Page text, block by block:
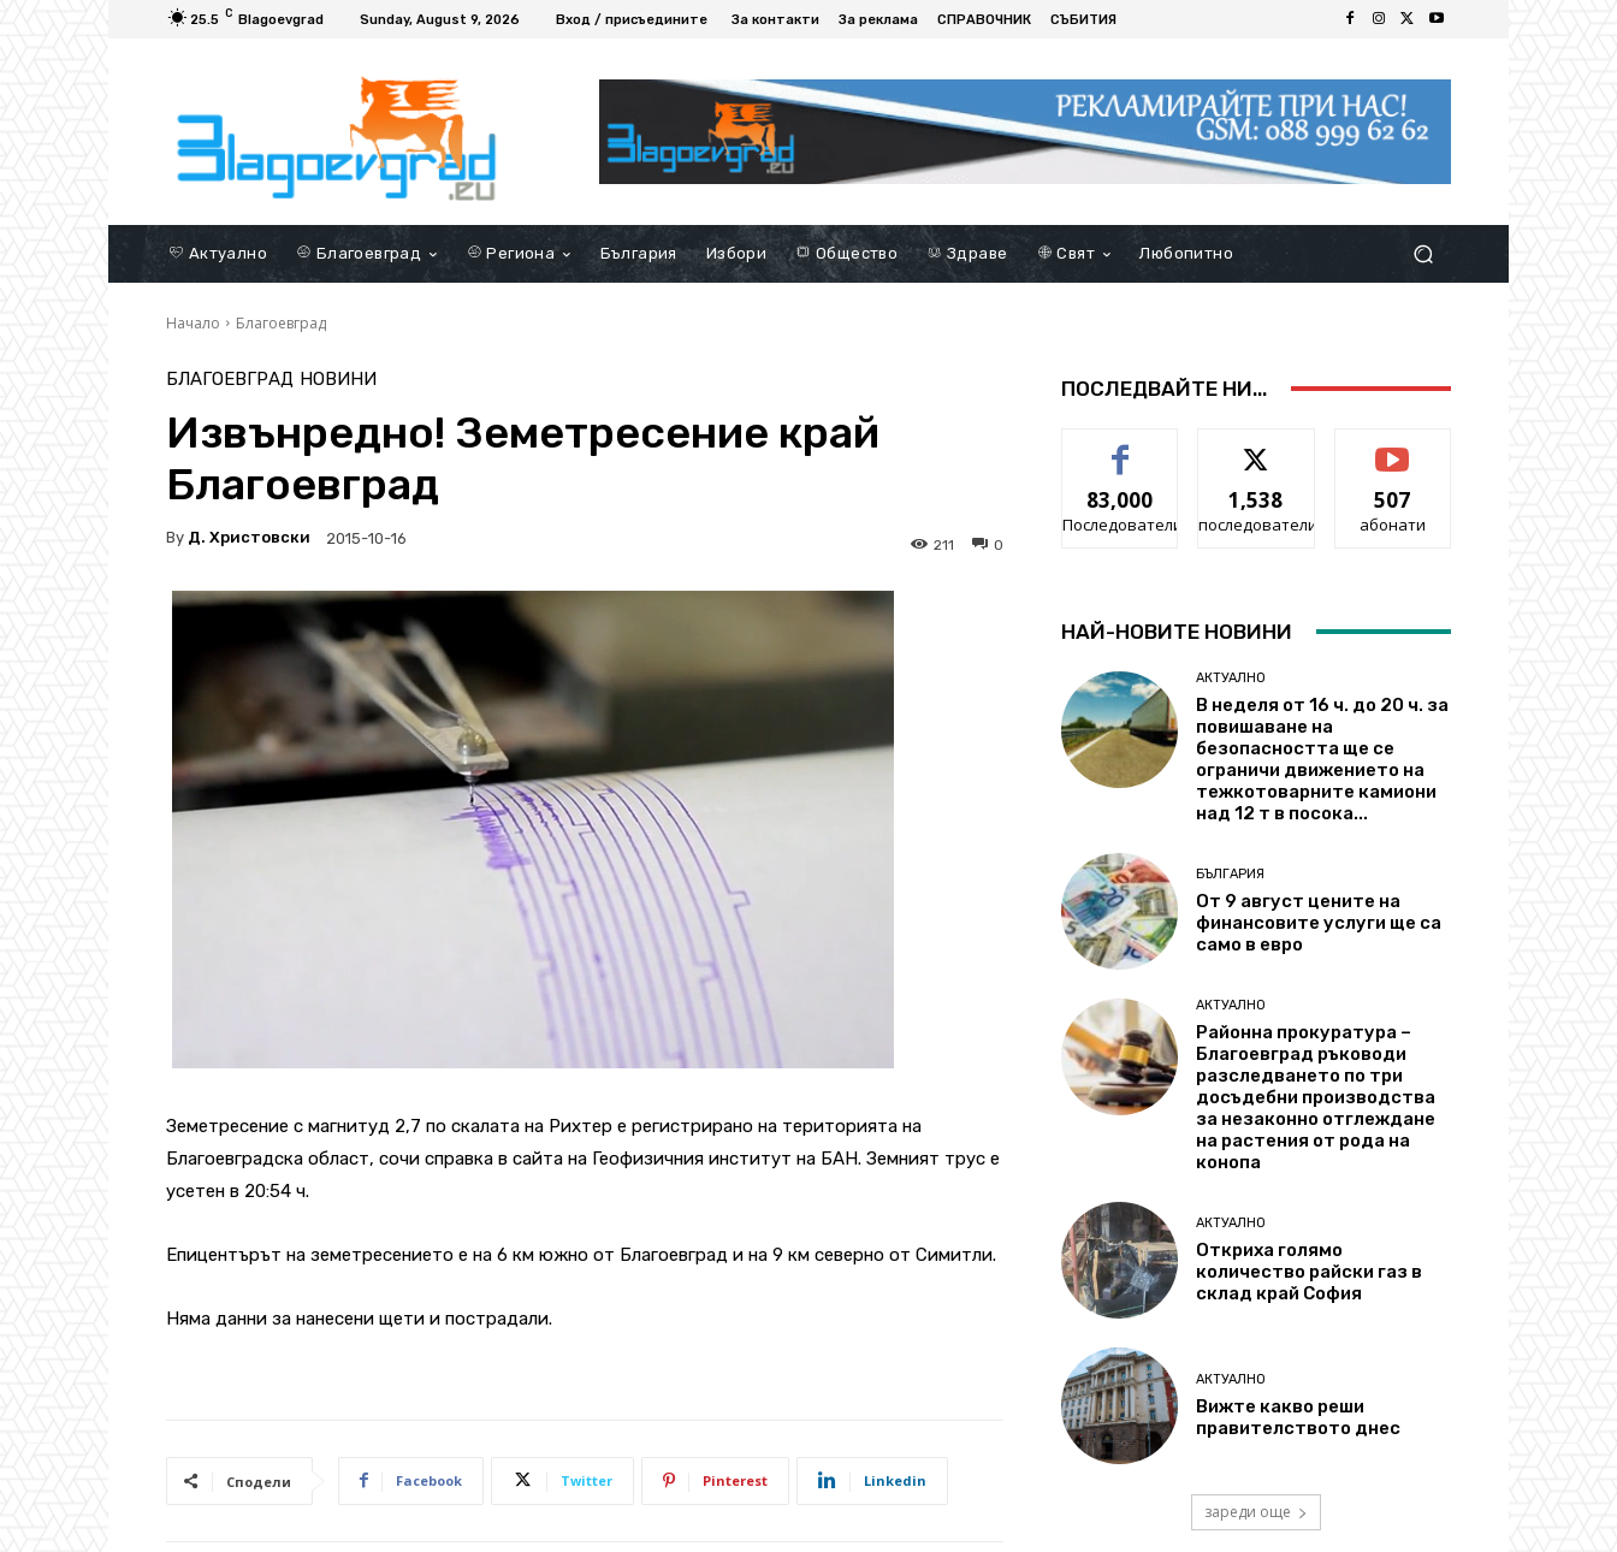
25.5 C Blagoevgrad Sunday, August 9, 2026 Вход / присъедините За контакти За реклама СПРАВОЧНИК СЪБИТИЯ
Актуално Благоевград Региона България Избори Общество Здраве Свят Любопитно
Начало Благоевград
БЛАГОЕВГРАД НОВИНИ
Извънредно! Земетресение край
Благоевград
By Д. Христовски 2015-10-16 0
211
Земетресение с магнитуд 2,7 по скалата на Рихтер е регистрирано на територията на
Благоевградска област, сочи справка в сайта на Геофизичния институт на БАН. Земният трус е
усетен в 20:54 ч.
Епицентърът на земетресението е на 6 км южно от Благоевград и на 9 км северно от Симитли.
Няма данни за нанесени щети и пострадали.
Сподели Facebook Twitter Pinterest Linkedin
ПОСЛЕДВАЙТЕ НИ...
83,000
Последователи
1,538
последователи
507
абонати
НАЙ-НОВИТЕ НОВИНИ
АКТУАЛНО
В неделя от 16 ч. до 20 ч. за
повишаване на
безопасността ще се
ограничи движението на
тежкотоварните камиони
над 12 т в посока...
БЪЛГАРИЯ
От 9 август цените на
финансовите услуги ще са
само в евро
АКТУАЛНО
Районна прокуратура –
Благоевград ръководи
разследването по три
досъдебни производства
за незаконно отглеждане
на растения от рода на
конопа
АКТУАЛНО
Откриха голямо
количество райски газ в
склад край София
АКТУАЛНО
Вижте какво реши
правителството днес
зареди още